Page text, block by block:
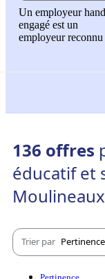
Un employeur
engagé est un
employeur reconnu
136 offres
éducatif et
Trier par Pertinence